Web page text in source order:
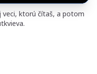
veci, ktorú čítaš, a potom